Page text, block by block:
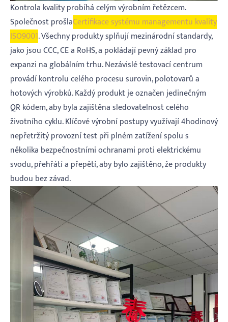
Kontrola kvality probíhá celým výrobním řetězcem.
Společnost prošlaCertifikace systému managementu kvality
ISO9001. Všechny produkty splňují mezinárodní standardy,
jako jsou CCC, CE a RoHS, a pokládají pevný základ pro
expanzi na globálním trhu. Nezávislé testovací centrum
provádí kontrolu celého procesu surovin, polotovarů a
hotových výrobků. Každý produkt je označen jedinečným
QR kódem, aby byla zajištěna sledovatelnost celého
životního cyklu. Klíčové výrobní postupy využívají 4hodinový
nepřetržitý provozní test při plném zatížení spolu s
několika bezpečnostními ochranami proti elektrickému
svodu, přehřátí a přepětí, aby bylo zajištěno, že produkty
budou bez závad.